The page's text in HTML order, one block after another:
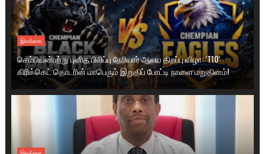
இலங்கை
செம்பியன்பற்று புனித பிலிப்பு நேரியார் ஆலய திறப்பு விழா: ‘T10’
கிரிக்கெட் தொடரின் மாபெரும் இறுதிப் போட்டி நாளை மறுதினம்!